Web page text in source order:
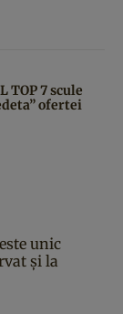
TOP 7 scule
ofertei
unic
și la